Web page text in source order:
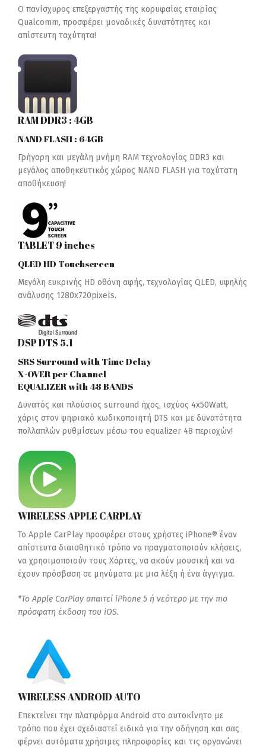
Ο πανίσχυρος επεξεργαστής της κορυφαίας εταιρίας
Qualcomm, προσφέρει μοναδικές δυνατότητες και
απίστευτη ταχύτητα!
RAM DDR3 : 4GB
NAND FLASH : 64GB
Γρήγορη και μεγάλη μνήμη RAM τεχνολογίας DDR3 και
μεγάλος αποθηκευτικός χώρος NAND FLASH για ταχύτατη
αποθήκευση!
TABLET 9 inches
QLED HD Touchscreen
Μεγάλη ευκρινής HD οθόνη αφής, τεχνολογίας QLED, υψηλής
ανάλυσης 1280x720pixels.
DSP DTS 5.1
SRS Surround with Time Delay
X-OVER per Channel
EQUALIZER with 48 BANDS
Δυνατός και πλούσιος surround ήχος, ισχύος 4x50Watt,
χάρις στον ψηφιακό κωδικοποιητή DTS και με δυνατότητα
πολλαπλών ρυθμίσεων μέσω του equalizer 48 περιοχών!
WIRELESS APPLE CARPLAY
Το Apple CarPlay προσφέρει στους χρήστες iPhone® έναν
απίστευτα διαισθητικό τρόπο να πραγματοποιούν κλήσεις,
να χρησιμοποιούν τους Χάρτες, να ακούν μουσική και να
έχουν πρόσβαση σε μηνύματα με μια λέξη ή ένα άγγιγμα.
*Το Apple CarPlay απαιτεί iPhone 5 ή νεότερο με την πιο
πρόσφατη έκδοση του iOS.
WIRELESS ANDROID AUTO
Επεκτείνει την πλατφόρμα Android στο αυτοκίνητο με
τρόπο που έχει σχεδιαστεί ειδικά για την οδήγηση και σας
φέρνει αυτόματα χρήσιμες πληροφορίες και τις οργανώνει